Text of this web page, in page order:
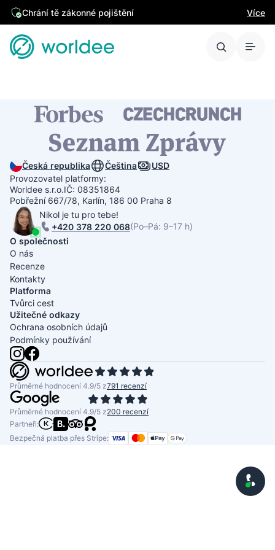
Chrání tě zákonné pojištění Více
Česká republika Čeština
USD
Provozovatel platformy:
Worldee s.r.o.IČ: 08351864
Pobřežní 667/78, Karlín, 186 00 Praha 8
Nikol je tu pro tebe!
+420 378 220 068(Po–Pá: 9–17 h)
O společnosti
O nás
Recenze
Kontakty
Platforma
Tvůrci cest
Užitečné odkazy
Ochrana osobních údajů
Podmínky používání
Průměrné hodnocení 4.9/5 z791 recenzí
Průměrné hodnocení 4.9/5 z200 recenzí
Partneři:
Bezpečná platba přes Stripe: